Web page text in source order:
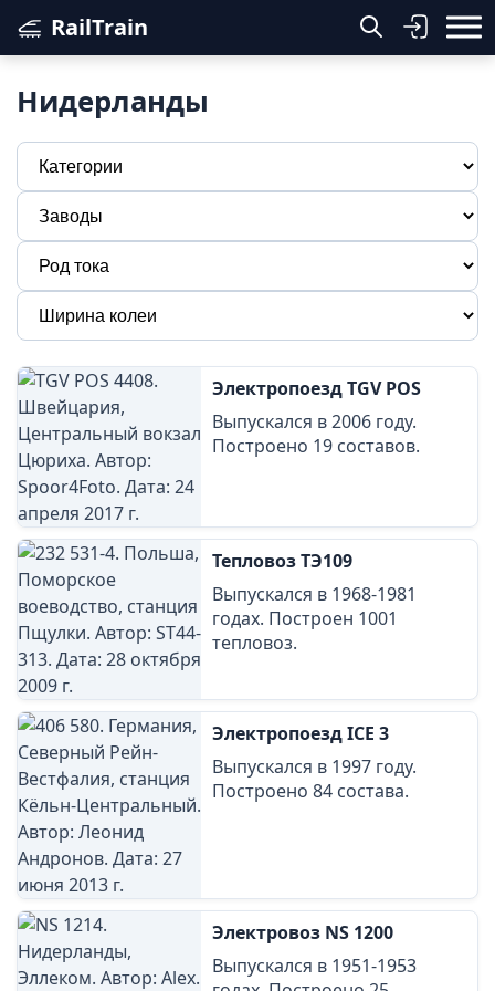
RailTrain
Нидерланды
Электропоезд TGV POS
Выпускался в 2006 году.
Построено 19 составов.
Тепловоз ТЭ109
Выпускался в 1968-1981
годах. Построен 1001
тепловоз.
Электропоезд ICE 3
Выпускался в 1997 году.
Построено 84 состава.
Электровоз NS 1200
Выпускался в 1951-1953